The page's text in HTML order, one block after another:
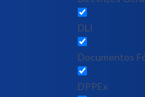
DLI
Documentos
DPPEx